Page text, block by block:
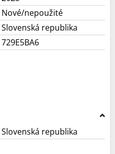
Nové/nepoužité
Slovenská republika
729E5BA6
Slovenská republika